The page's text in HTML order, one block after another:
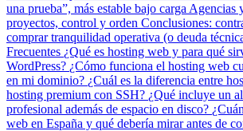
una prueba”, más estable bajo carga Agencias
proyectos, control y orden Conclusiones:
comprar tranquilidad operativa (o deuda
Frecuentes ¿Qué es hosting web y para qué
WordPress? ¿Cómo funciona el hosting web
en mi dominio? ¿Cuál es la diferencia entre
hosting premium con SSH? ¿Qué incluye un
profesional además de espacio en disco?
web en España y qué debería mirar antes de